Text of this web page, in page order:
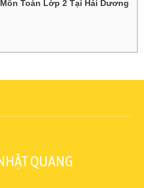
Toán Lớp 2 Tại Hải Dương
QUANG